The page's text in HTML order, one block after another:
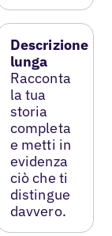
Descrizione
lunga
Racconta
la tua
storia
completa
e metti in
evidenza
ciò che ti
distingue
davvero.